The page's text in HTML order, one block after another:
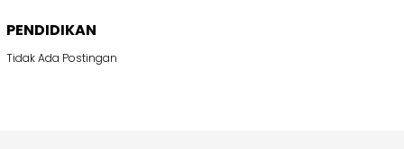
PENDIDIKAN
Tidak Ada Postingan